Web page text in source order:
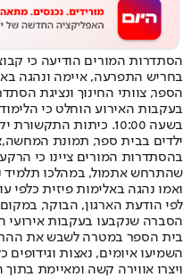
הסתדרות המורים הודיעה כי
בחריש התפרעה, איימה ונהגה
הספר, צוותי החינוך ונציגת
בעקבות האירוע הוחלט כי
בשעה 10:00. כיתות התקשורת יקיימו יום לימודים רגיל.
ילדים בבית ספר, תמונת
בהסתדרות המורים ציינו כי
שהתרחש אתמול, במהלכו תלמיד
ואמו נהגה באלימות פיזית כלפי
לפי הודעת הארגון, הבוקר,
הסברה שנקבעו בעקבות אירועי
בית הספר במטרה לשבש את
השמיעו איומים, נאצות וגידופים
ויצרו אווירה קשה ומאיימת בתוך